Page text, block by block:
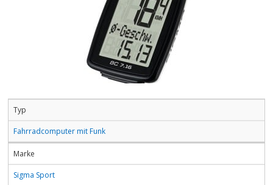
Typ
Fahrradcomputer mit Funk
Marke
Sigma Sport